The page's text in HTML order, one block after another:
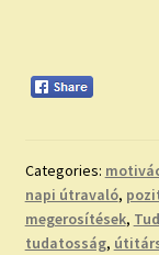
Categories:
napi útravaló,
megerosítések,
tudatosság,